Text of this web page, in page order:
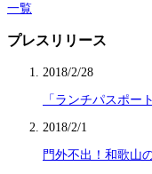
一覧
プレスリリース
2018/2/28
「ランチパスポー
2018/2/1
門外不出！和歌山